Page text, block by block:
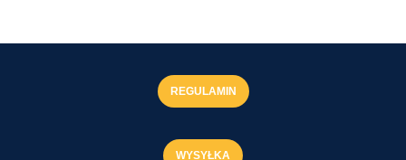
REGULAMIN
WYSYŁKA